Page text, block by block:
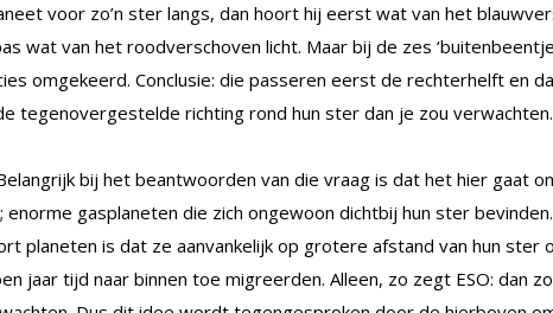
voor zo’n ster langs, dan hoort hij eerst wat van het
wat van het roodverschoven licht. Maar bij de zes
omgekeerd. Conclusie: die passeren eerst de rechterhelft en
tegenovergestelde richting rond hun ster dan je zou verwachten.
bij het beantwoorden van die vraag is dat het hier gaat
enorme gasplaneten die zich ongewoon dichtbij hun ster
planeten is dat ze aanvankelijk op grotere afstand van hun ster
jaar tijd naar binnen toe migreerden. Alleen, zo zegt ESO: dan